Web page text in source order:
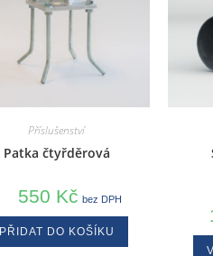
Příslušenství
Patka čtyřděrová
550 Kč bez DPH
PŘIDAT DO KOŠÍKU